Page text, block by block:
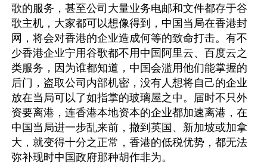
歌的服务，甚至公司大量业务电邮和文件都存于谷
歌主机，大家都可以想像得到，中国当局在香港封
网，将会对香港的企业造成何等的致命打击。有不
少香港企业宁用谷歌都不用中国阿里云、百度云之
类服务，因为谁都知道，中国会滥用他们能掌握的
后门，盗取公司内部机密，没有人想将自己的企业
放在当局可以了如指掌的玻璃屋之中。届时不只外
资要离港，连香港本地资本的企业都加速离港，在
中国当局进一步乱来前，撤到英国、新加坡或加拿
大，就变得十分之正常，香港的低税优势，都无法
弥补现时中国政府那种胡作非为。